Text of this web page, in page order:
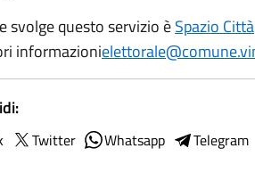
svolge questo servizio èSpazio Città
informazioni
Twitter Whatsapp Telegram